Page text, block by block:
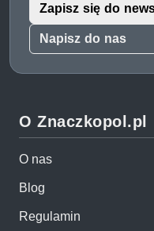
Napisz do nas
Zapisz się do
O Znaczkopol.pl
O nas
Blog
Regulamin